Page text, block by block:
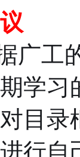
广工
学习
目录
行